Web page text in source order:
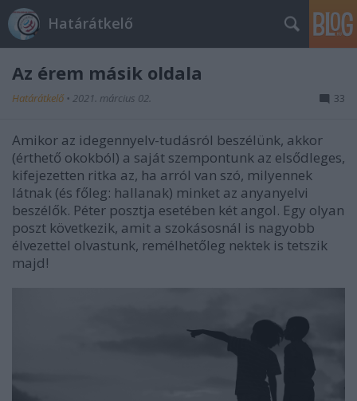
Határátkelő
Az érem másik oldala
Határátkelő • 2021. március 02. 33
Amikor az idegennyelv-tudásról beszélünk, akkor
(érthető okokból) a saját szempontunk az elsődleges,
kifejezetten ritka az, ha arról van szó, milyennek
látnak (és főleg: hallanak) minket az anyanyelvi
beszélők. Péter posztja esetében két angol. Egy olyan
poszt következik, amit a szokásosnál is nagyobb
élvezettel olvastunk, remélhetőleg nektek is tetszik
majd!